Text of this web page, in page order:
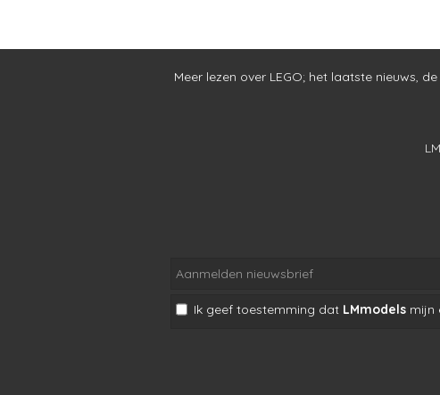
Meer lezen over LEGO; het laatste nieuws, de
Ik geef toestemming dat LMmodels mijn